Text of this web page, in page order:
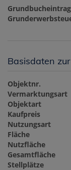
Basisdaten
Objektnr.
Vermarktungsart
Objektart
Kaufpreis
Nutzungsart
Fläche
Nutzfläche
Gesamtfläche
Stellplätze